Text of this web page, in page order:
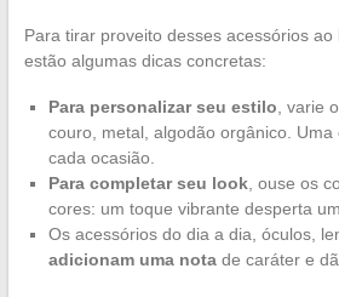
Para tirar proveito desses acessórios
estão algumas dicas concretas:
Para personalizar seu estilo , varie
couro, metal, algodão orgânico. Uma
cada ocasião.
Para completar seu look, ouse os
cores: um toque vibrante desperta
Os acessórios do dia a dia, óculos,
adicionam uma notade caráter e